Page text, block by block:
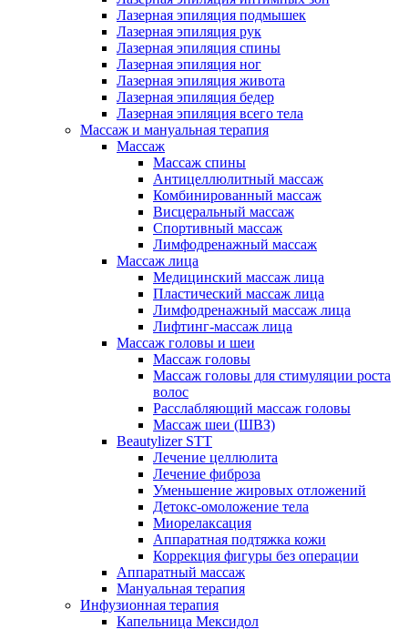
Лазерная эпиляция подмышек
Лазерная эпиляция рук
Лазерная эпиляция спины
Лазерная эпиляция ног
Лазерная эпиляция живота
Лазерная эпиляция бедер
Лазерная эпиляция всего тела
Массаж и мануальная терапия
Массаж
Массаж спины
Антицеллюлитный массаж
Комбинированный массаж
Висцеральный массаж
Спортивный массаж
Лимфодренажный массаж
Массаж лица
Медицинский массаж лица
Пластический массаж лица
Лимфодренажный массаж лица
Лифтинг-массаж лица
Массаж головы и шеи
Массаж головы
Массаж головы для стимуляции роста
волос
Расслабляющий массаж головы
Массаж шеи (ШВЗ)
Beautylizer STT
Лечение целлюлита
Лечение фиброза
Уменьшение жировых отложений
Детокс-омоложение тела
Миорелаксация
Аппаратная подтяжка кожи
Коррекция фигуры без операции
Аппаратный массаж
Мануальная терапия
Инфузионная терапия
Капельница Мексидол